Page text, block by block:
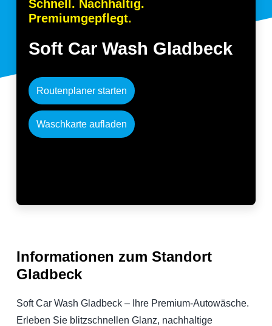
Schnell. Nachhaltig.
Premiumgepflegt.
Soft Car Wash Gladbeck
Routenplaner starten
Waschkarte aufladen
Informationen zum Standort
Gladbeck
Soft Car Wash Gladbeck – Ihre Premium-Autowäsche.
Erleben Sie blitzschnellen Glanz, nachhaltige